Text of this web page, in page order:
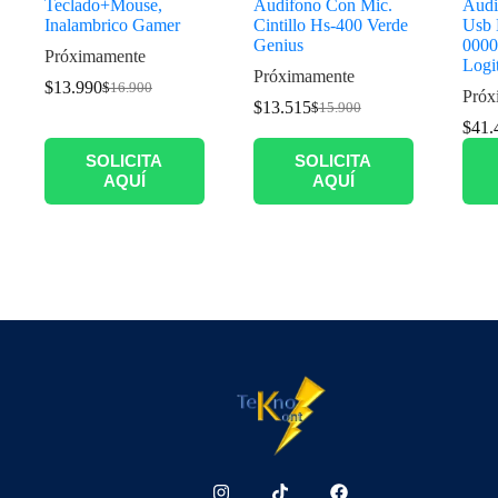
Teclado+Mouse,
Inalambrico Gamer
Próximamente
$16.900
$13.990
SOLICITA
AQUÍ
Audifono Con Mic.
Cintillo Hs-400 Verde
Genius
Próximamente
$15.900
$13.515
SOLICITA
AQUÍ
Usb
$